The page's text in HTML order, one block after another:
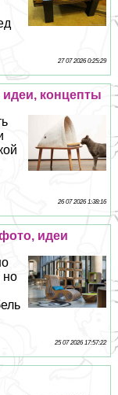
27 07 2026 0:25:29
концепты
26 07 2026 1:38:16
идеи
но
25 07 2026 17:57:22